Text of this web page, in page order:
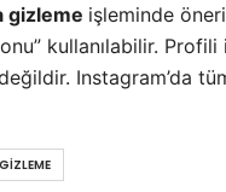
gizleme işleminde
kullanılabilir.
Instagram’da